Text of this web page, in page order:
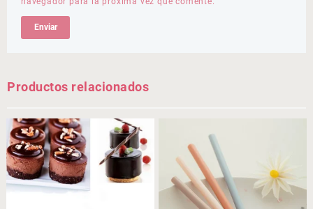
Productos relacionados